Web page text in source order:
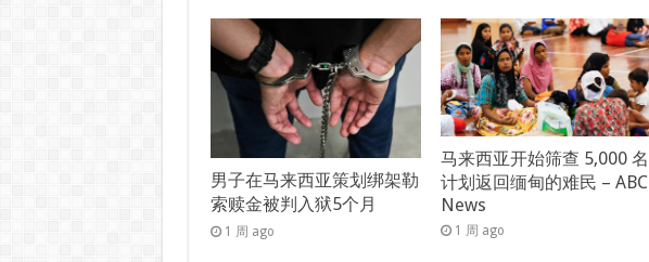
男子在马来西亚策划绑架勒
索赎金被判入狱5个月
1 周 ago
马来西亚开始筛查 5,000 名
计划返回缅甸的难民 – ABC
News
1 周 ago